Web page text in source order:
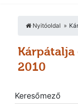
Nyitóoldal
Kárpátalja
2010
Keresőmező